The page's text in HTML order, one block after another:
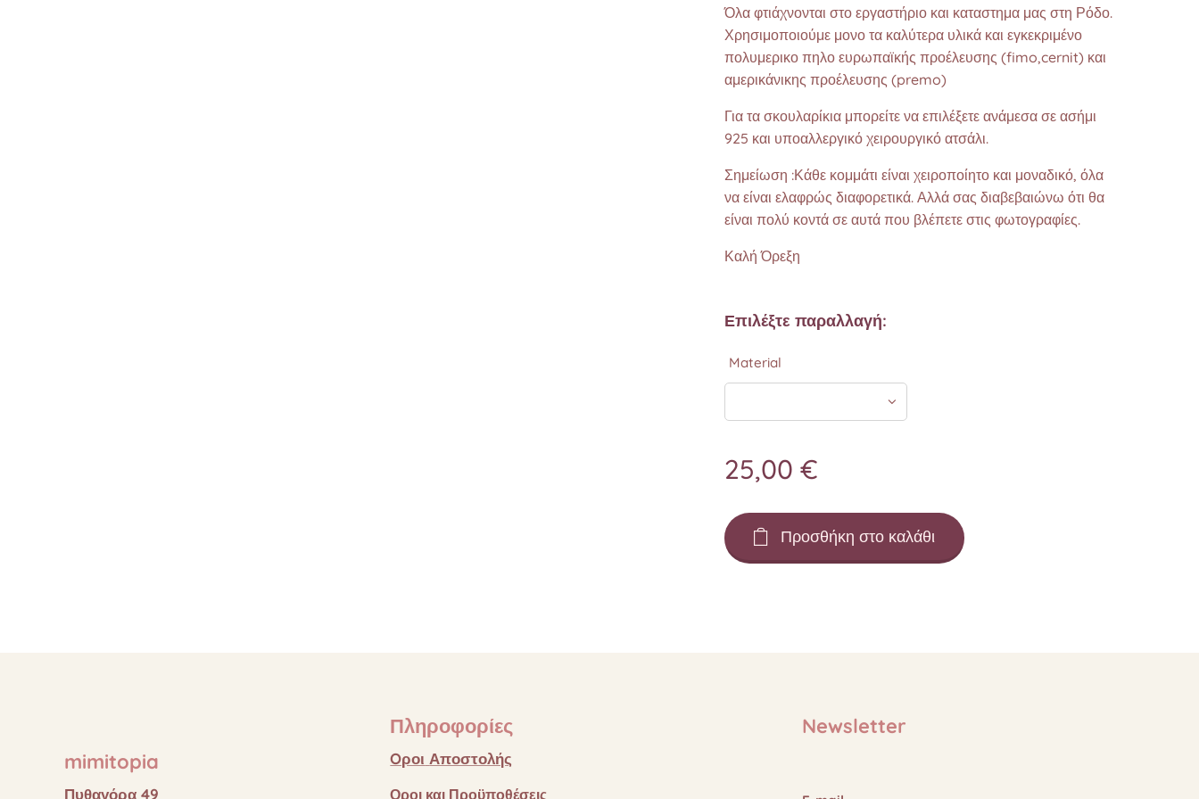
Όλα φτιάχνονται στο εργαστήριο και καταστημα μας στη Ρόδο.
Χρησιμοποιούμε μονο τα καλύτερα υλικά και εγκεκριμένο
πολυμερικο πηλο ευρωπαϊκής προέλευσης (fimo,cernit) και
αμερικάνικης προέλευσης (premo)
Για τα σκουλαρίκια μπορείτε να επιλέξετε ανάμεσα σε ασήμι
925 και υποαλλεργικό χειρουργικό ατσάλι.
Σημείωση :Κάθε κομμάτι είναι χειροποίητο και μοναδικό, όλα
να είναι ελαφρώς διαφορετικά. Αλλά σας διαβεβαιώνω ότι θα
είναι πολύ κοντά σε αυτά που βλέπετε στις φωτογραφίες.❤️
Καλή Όρεξη
Επιλέξτε παραλλαγή:
Material
25,00 €
Προσθήκη στο καλάθι
mimitopia
Πυθαγόρα 49
Πληροφορίες
Oροι Αποστολής
Οροι και Προϋποθέσεις
Newsletter